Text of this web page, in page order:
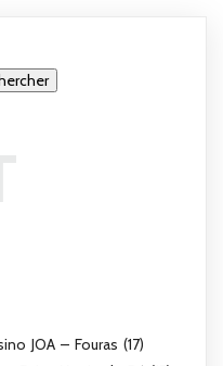
JOA – Fouras (17)